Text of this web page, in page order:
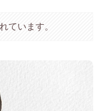
ています。